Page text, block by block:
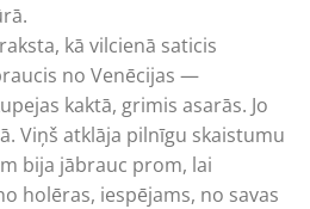
kā vilcienā saticis
no Venēcijas —
kaktā, grimis asarās. Jo
Viņš atklāja pilnīgu skaistumu
bija jābrauc prom, lai
holēras, iespējams, no savas